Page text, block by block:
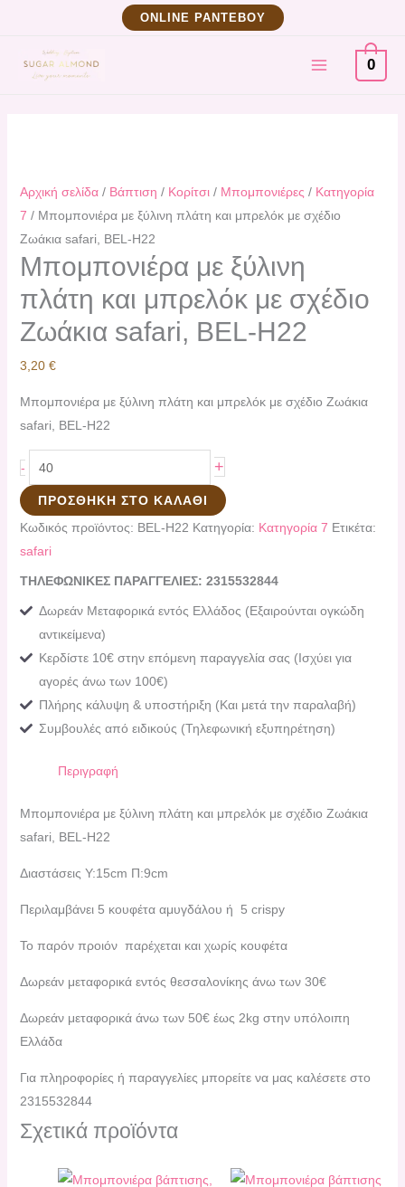
περιεχόμενο
ΟNLINE ΡΑΝΤΕΒΟΥ
MAIN
MENU
0
Αρχική σελίδα/ Βάπτιση / Κορίτσι/ Μπομπονιέρες / Κατηγορία
7 / Μπομπονιέρα με ξύλινη πλάτη και μπρελόκ με σχέδιο
Ζωάκια safari, BEL-H22
Μπομπονιέρα με ξύλινη
πλάτη και μπρελόκ με σχέδιο
Ζωάκια safari, BEL-H22
3,20 €
Μπομπονιέρα με ξύλινη πλάτη και μπρελόκ με σχέδιο Ζωάκια
safari, BEL-H22
-
ξύλινη
πλάτη
Ζωάκια
safari,
BEL-
H22
ποσότητα
+
ΠΡΟΣΘΉΚΗ ΣΤΟ ΚΑΛΆΘΙ
Κωδικός προϊόντος: BEL-H22 Κατηγορία: Κατηγορία 7 Ετικέτα:
safari
ΤΗΛΕΦΩΝΙΚΕΣ ΠΑΡΑΓΓΕΛΙΕΣ: 2315532844
Δωρεάν Μεταφορικά εντός Ελλάδος (Εξαιρούνται ογκώδη
αντικείμενα)
Κερδίστε 10€ στην επόμενη παραγγελία σας (Ισχύει για
αγορές άνω των 100€)
Πλήρης κάλυψη & υποστήριξη (Και μετά την παραλαβή)
Συμβουλές από ειδικούς (Τηλεφωνική εξυπηρέτηση)
Περιγραφή
Μπομπονιέρα με ξύλινη πλάτη και μπρελόκ με σχέδιο Ζωάκια
safari, BEL-H22
Διαστάσεις Υ:15cm Π:9cm
Περιλαμβάνει 5 κουφέτα αμυγδάλου ή 5 crispy
Το παρόν προιόν παρέχεται και χωρίς κουφέτα
Δωρεάν μεταφορικά εντός θεσσαλονίκης άνω των 30€
Δωρεάν μεταφορικά άνω των 50€ έως 2kg στην υπόλοιπη
Ελλάδα
Για πληροφορίες ή παραγγελίες μπορείτε να μας καλέσετε στο
2315532844
Σχετικά προϊόντα